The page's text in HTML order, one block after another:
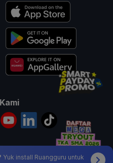
Yuk install Ruangguru untuk